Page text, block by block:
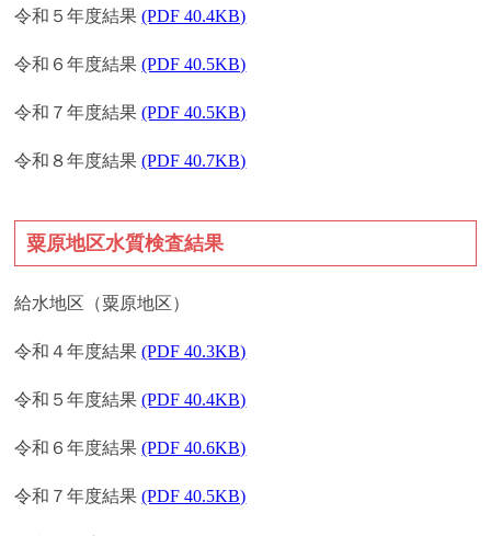
令和５年度結果(PDF 40.4KB)
令和６年度結果(PDF 40.5KB)
令和７年度結果(PDF 40.5KB)
令和８年度結果(PDF 40.7KB)
粟原地区水質検査結果
給水地区（粟原地区）
令和４年度結果(PDF 40.3KB)
令和５年度結果(PDF 40.4KB)
令和６年度結果(PDF 40.6KB)
令和７年度結果(PDF 40.5KB)